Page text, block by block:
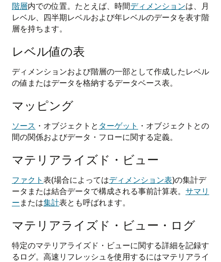
階層内での位置。たとえば、時間ディメンションは、月
レベル、四半期レベルおよび年レベルのデータを表す階
層を持ちます。
レベル値の表
ディメンションおよび階層の一部として作成したレベル
の値またはデータを格納するデータベース表。
マッピング
ソース ・オブジェクトと ターゲット ・オブジェクトとの
間の関係およびデータ・フローに関する定義。
マテリアライズド・ビュー
ファクト表(場合によってはディメンション表)の集計デ
ータまたは結合データで構成される事前計算表。 サマリ
ーまたは集計表とも呼ばれます。
マテリアライズド・ビュー・ログ
特定のマテリアライズド・ビューに関する詳細を記録す
るログ。高速リフレッシュを使用するにはマテリアライ